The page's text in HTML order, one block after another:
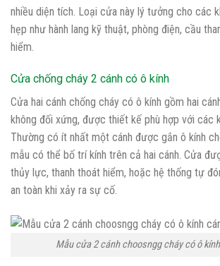
nhiều diện tích. Loại cửa này lý tưởng cho các
hẹp như hành lang kỹ thuật, phòng điện, cầu
hiểm.
Cửa chống cháy 2 cánh có ô kính
Cửa hai cánh chống cháy có ô kính gồm hai
không đối xứng, được thiết kế phù hợp với các
Thường có ít nhất một cánh được gắn ô kính
mẫu có thể bố trí kính trên cả hai cánh. Cửa
thủy lực, thanh thoát hiểm, hoặc hệ thống tự
an toàn khi xảy ra sự cố.
Mẫu cửa 2 cánh choosngg cháy có ô